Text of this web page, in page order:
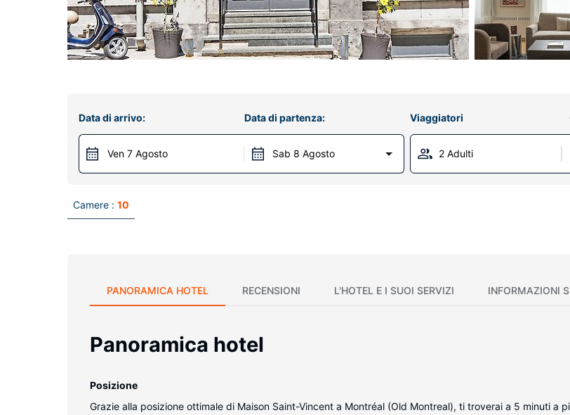
Data di arrivo:
Ven 7 Agosto
Data di partenza:
Sab 8 Agosto
Viaggiatori
2 Adulti
Camere : 10
PANORAMICA HOTEL RECENSIONI L'HOTEL E I SUOI SERVIZI INFORMAZIONI
Panoramica hotel
Posizione
Grazie alla posizione ottimale di Maison Saint-Vincent a Montréal (Old Montreal), ti troverai a 5 minuti a